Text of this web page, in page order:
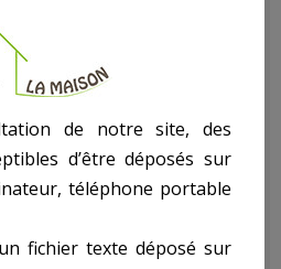
avec bague métal
de notre site, des
d’être déposés sur
téléphone portable
fichier texte déposé sur